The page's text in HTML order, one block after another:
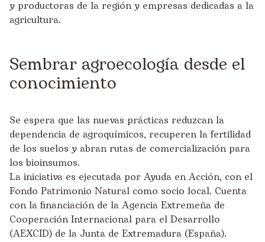
y productoras de la región y empresas dedicadas a la
agricultura.
Sembrar agroecología desde el
conocimiento
Se espera que las nuevas prácticas reduzcan la
dependencia de agroquímicos, recuperen la fertilidad
de los suelos y abran rutas de comercialización para
los bioinsumos.
La iniciativa es ejecutada por Ayuda en Acción, con el
Fondo Patrimonio Natural como socio local. Cuenta
con la financiación de la Agencia Extremeña de
Cooperación Internacional para el Desarrollo
(AEXCID) de la Junta de Extremadura (España).